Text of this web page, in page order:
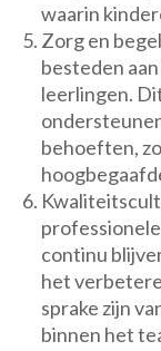
waarin
Zorg en
besteden
leerlingen.
behoeften,
continu
het
sprake zijn
binnen het